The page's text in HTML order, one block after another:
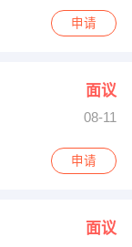
申请
面议
08-11
申请
面议